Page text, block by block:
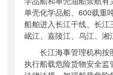
单壳化学品船、600载重
船舶进入长江干线、长
岷江、嘉陵江、乌江、湘
长江海事管理机构按
执行船载危险货物安全